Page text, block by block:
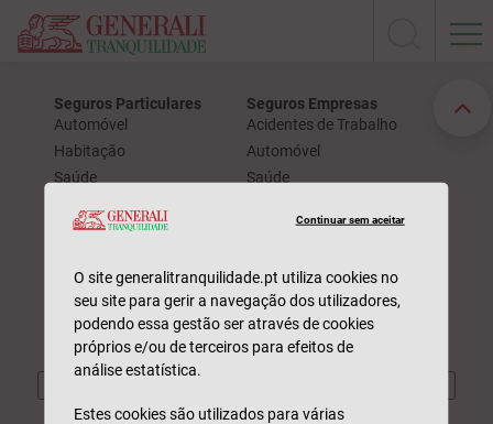
Seguros Particulares
Automóvel
Habitação
Saúde
Seguros Empresas
Acidentes de Trabalho
Automóvel
Saúde
Consultar Estado
Dias úteis | 09h às 19h
Continuar sem aceitar
O site generalitranquilidade.pt utiliza cookies no
seu site para gerir a navegação dos utilizadores,
podendo essa gestão ser através de cookies
próprios e/ou de terceiros para efeitos de
análise estatística.
Estes cookies são utilizados para várias